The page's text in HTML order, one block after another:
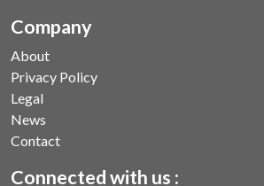
Company
About
Privacy Policy
Legal
News
Contact
Connected with us :